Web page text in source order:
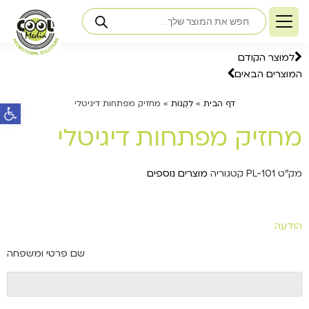
פתח
למוצר הקודם
המוצרים הבאים
דף הבית »לִקְנוֹת » מחזיק מפתחות דיגיטלי
מחזיק מפתחות דיגיטלי
מק"ט PL-101 קטגוריה מוצרים נוספים
הודעה
שם פרטי ומשפחה